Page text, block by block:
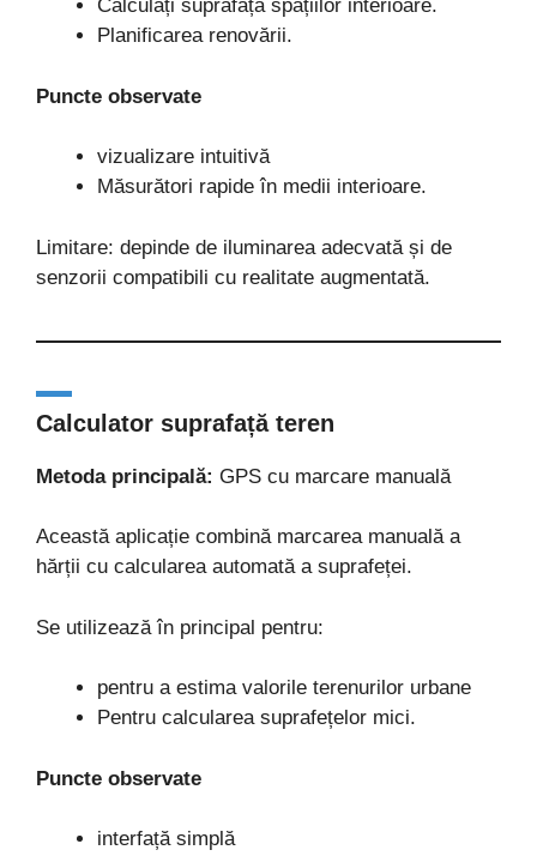
Calculați suprafața spațiilor interioare.
Planificarea renovării.
Puncte observate
vizualizare intuitivă
Măsurători rapide în medii interioare.
Limitare: depinde de iluminarea adecvată și de
senzorii compatibili cu realitate augmentată.
Calculator suprafață teren
Metoda principală: GPS cu marcare manuală
Această aplicație combină marcarea manuală a
hărții cu calcularea automată a suprafeței.
Se utilizează în principal pentru:
pentru a estima valorile terenurilor urbane
Pentru calcularea suprafețelor mici.
Puncte observate
interfață simplă